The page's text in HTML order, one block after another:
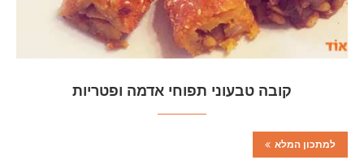
קובה טבעוני תפוחי אדמה ופטריות
למתכון המלא